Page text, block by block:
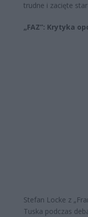
trudne i zacięte
„FAZ”: Krytyka
Stefan Locke z
Tuska podczas